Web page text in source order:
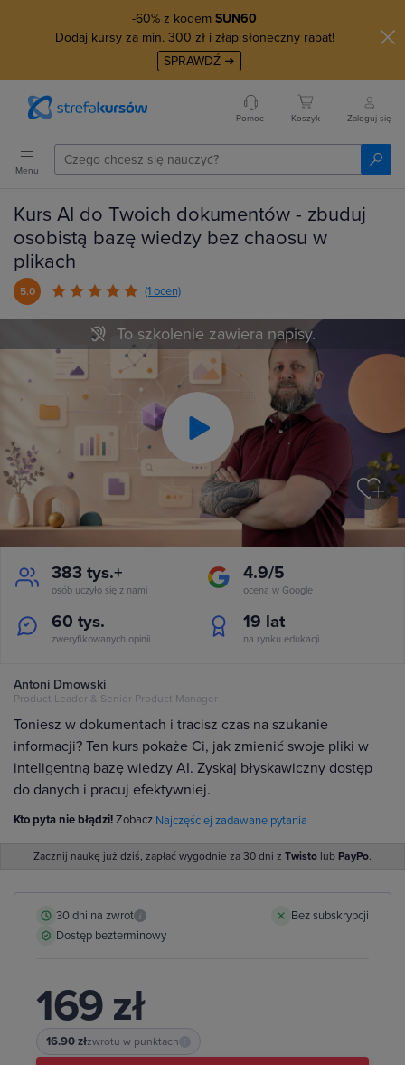
-60% z kodem SUN60
Dodaj kursy za min. 300 zł i złap słoneczny rabat!
SPRAWDŹ ➜
Pomoc Koszyk Zaloguj się
Menu
Kurs AI do Twoich dokumentów - zbuduj
osobistą bazę wiedzy bez chaosu w
plikach
5.0 (1 ocen)
Play
To szkolenie zawiera napisy.
383 tys.+
osób uczyło się z nami
4.9/5
ocena w Google
60 tys.
zweryfikowanych opinii
19 lat
na rynku edukacji
Antoni Dmowski
Product Leader & Senior Product Manager
Toniesz w dokumentach i tracisz czas na szukanie
informacji? Ten kurs pokaże Ci, jak zmienić swoje pliki w
inteligentną bazę wiedzy AI. Zyskaj błyskawiczny dostęp
do danych i pracuj efektywniej.
Kto pyta nie błądzi!Zobacz Najczęściej zadawane pytania
Zacznij naukę już dziś, zapłać wygodnie za 30 dni z Twisto lub PayPo.
30 dni na zwrot i
Bez subskrypcji
Dostęp bezterminowy
169 zł
16.90 złzwrotu w punktach